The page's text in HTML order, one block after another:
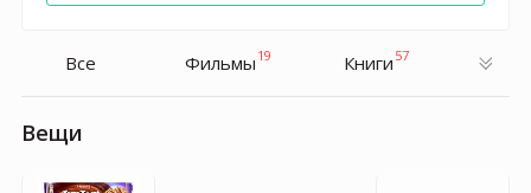
Все Фильмы 19 Книги 57
Вещи